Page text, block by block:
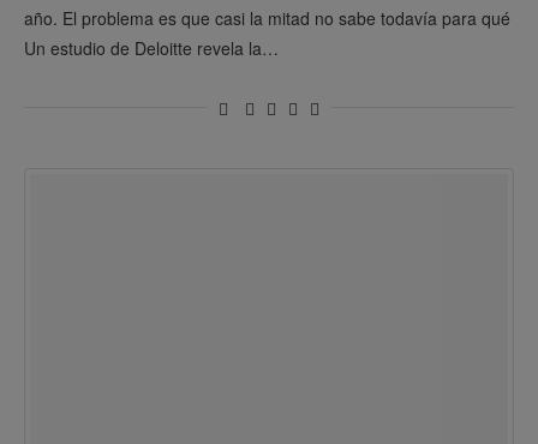
año. El problema es que casi la mitad no sabe todavía para qué
Un estudio de Deloitte revela la…